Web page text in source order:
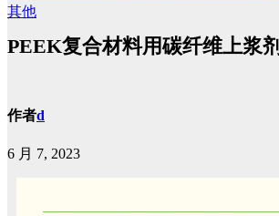
其他
PEEK复合材料用碳纤维上浆
作者d
6 月 7, 2023